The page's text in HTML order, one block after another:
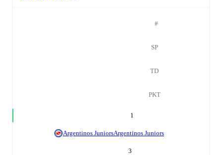
#
SP
TD
PKT
1
Argentinos JuniorsArgentinos Juniors
3